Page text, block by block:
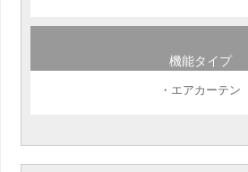
機能タイプ
・エアカーテン